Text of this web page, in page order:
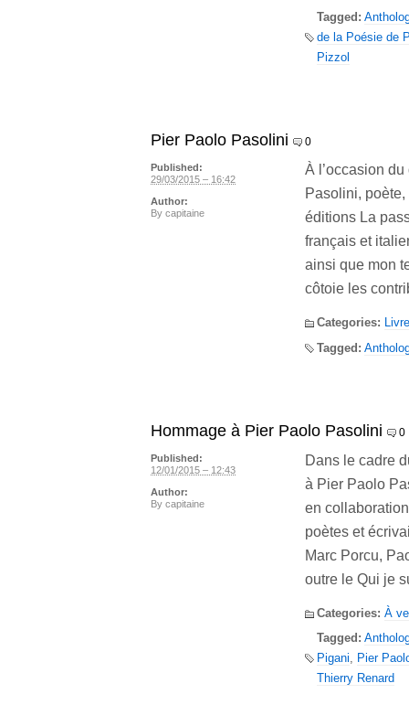
Tagged:
de la Poésie de
Pizzol
Pier Paolo Pasolini 0
À l’occasion
Pasolini,
éditions La
français et
ainsi que mon
côtoie les
Categories:
Tagged:
Published:
29/03/2015 – 16:42
Author:
By capitaine
Hommage à Pier Paolo Pasolini 0
Dans le cadre
à Pier Paolo
en
poètes et
Marc Porcu,
outre le Qui je
Categories: À
Tagged:
Pigani, Pier
Thierry Renard
Published:
12/01/2015 – 12:43
Author:
By capitaine